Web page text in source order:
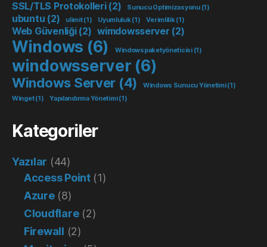
SSL/TLS Protokolleri(2) Sunucu Optimizasyonu(1)
ubuntu (2) ulimit(1) Uyumluluk(1) Verimlilik(1)
Web Güvenliği(2) wimdowsserver (2)
Windows (6) Windowspaketyöneticisi(1)
windowsserver (6)
Windows Server (4) Windows Sunucu Yönetimi(1)
Winget(1) Yapılandırma Yönetimi(1)
Kategoriler
Yazılar (44)
Access Point(1)
Azure(8)
Cloudflare(2)
Firewall (2)